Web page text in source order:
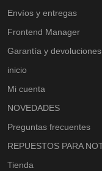
Envíos y entregas
Frontend Manager
Garantía y devoluciones
inicio
Mi cuenta
NOVEDADES
Preguntas frecuentes
REPUESTOS PARA
Tienda